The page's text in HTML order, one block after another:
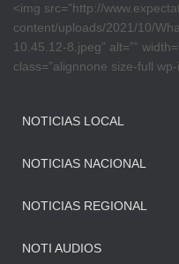
<img src=”http://
content/uploads/2021/10/
10.45.12-8.jpeg” alt=””
class=”alignnone size-full
NOTICIAS LOCAL
NOTICIAS NACIONAL
NOTICIAS REGIONAL
NOTI AUDIOS